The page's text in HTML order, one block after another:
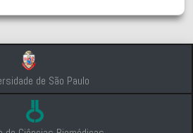
de São Paulo